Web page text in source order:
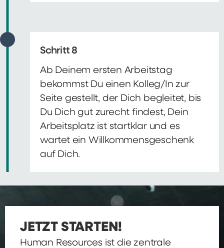
Schritt 8
Ab Deinem ersten Arbeitstag
bekommst Du einen Kolleg/In zur
Seite gestellt, der Dich begleitet, bis
Du Dich gut zurecht findest, Dein
Arbeitsplatz ist startklar und es
wartet ein Willkommensgeschenk
auf Dich.
JETZT STARTEN!
Human Resources ist die zentrale